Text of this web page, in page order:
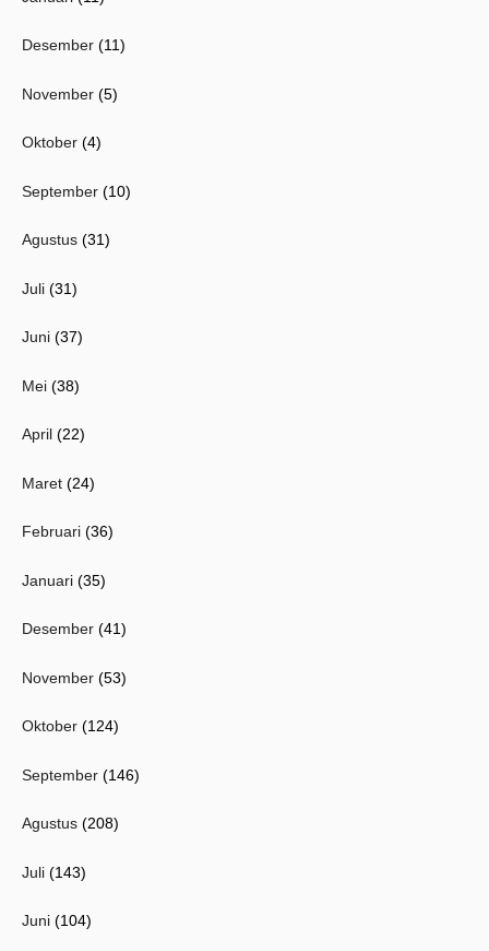
Desember (11)
November (5)
Oktober (4)
September (10)
Agustus (31)
Juli (31)
Juni (37)
Mei (38)
April (22)
Maret (24)
Februari (36)
Januari (35)
Desember (41)
November (53)
Oktober (124)
September (146)
Agustus (208)
Juli (143)
Juni (104)